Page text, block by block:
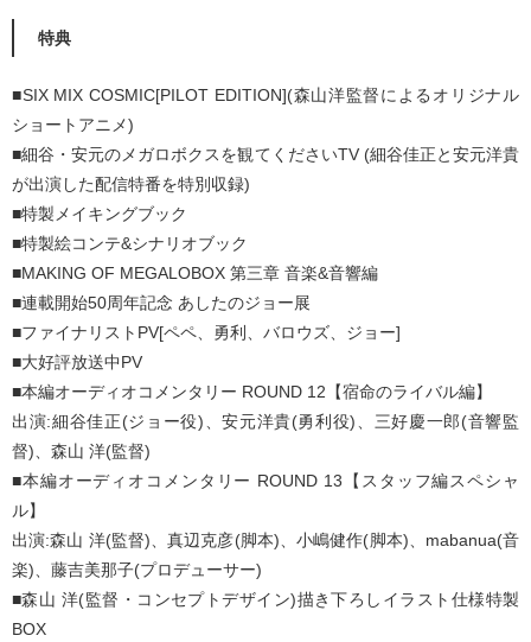
特典
■SIX MIX COSMIC[PILOT EDITION](森山洋監督によるオリジナル
ショートアニメ)
■細谷・安元のメガロボクスを観てくださいTV (細谷佳正と安元洋貴
が出演した配信特番を特別収録)
■特製メイキングブック
■特製絵コンテ&シナリオブック
■MAKING OF MEGALOBOX 第三章 音楽&音響編
■連載開始50周年記念 あしたのジョー展
■ファイナリストPV[ペペ、勇利、バロウズ、ジョー]
■大好評放送中PV
■本編オーディオコメンタリー ROUND 12【宿命のライバル編】
出演:細谷佳正(ジョー役)、安元洋貴(勇利役)、三好慶一郎(音響監
督)、森山 洋(監督)
■本編オーディオコメンタリー ROUND 13【スタッフ編スペシャ
ル】
出演:森山 洋(監督)、真辺克彦(脚本)、小嶋健作(脚本)、mabanua(音
楽)、藤吉美那子(プロデューサー)
■森山 洋(監督・コンセプトデザイン)描き下ろしイラスト仕様特製
BOX